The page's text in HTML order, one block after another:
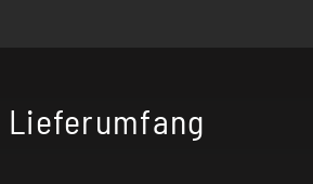
Lieferumfang